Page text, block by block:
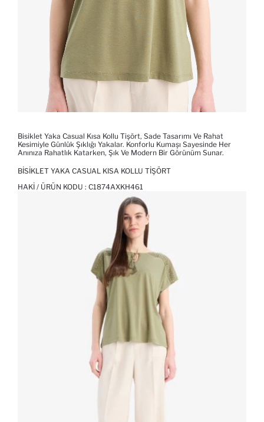
Bisiklet Yaka Casual Kısa Kollu Tişört, Sade Tasarımı Ve Rahat
Kesimiyle Günlük Şıklığı Yakalar. Konforlu Kumaşı Sayesinde Her
Anınıza Rahatlık Katarken, Şık Ve Modern Bir Görünüm Sunar.
BISIKLET YAKA CASUAL KISA KOLLU TIŞÖRT
HAKI / ÜRÜN KODU : C1874AXKH461